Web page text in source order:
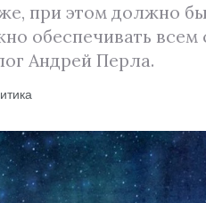
при этом должно
обеспечивать
Андрей Перла.